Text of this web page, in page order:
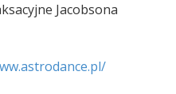
Jacobsona